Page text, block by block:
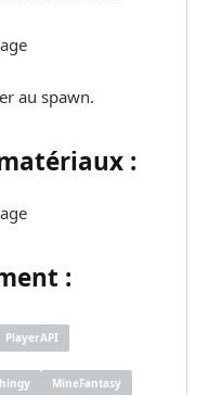
au spawn.
:
:
PlayerAPI
MineFantasy